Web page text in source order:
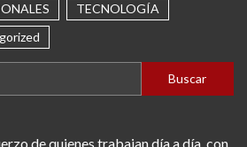
TECNOLOGÍA
de quienes trabajan día a día, con